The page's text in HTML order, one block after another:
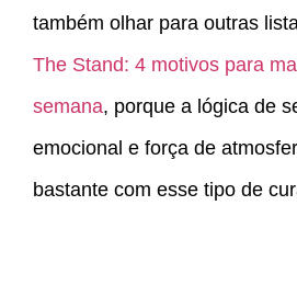
também olhar para outras
The Stand: 4 motivos para
semana, porque a lógica de
emocional e força de
bastante com esse tipo de